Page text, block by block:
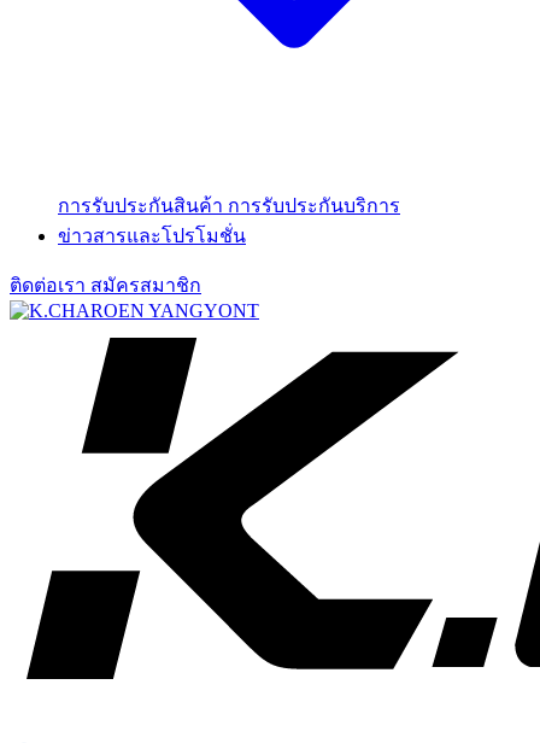
การรับประกันสินค้า การรับประกันบริการ
ข่าวสารและโปรโมชั่น
ติดต่อเรา สมัครสมาชิก